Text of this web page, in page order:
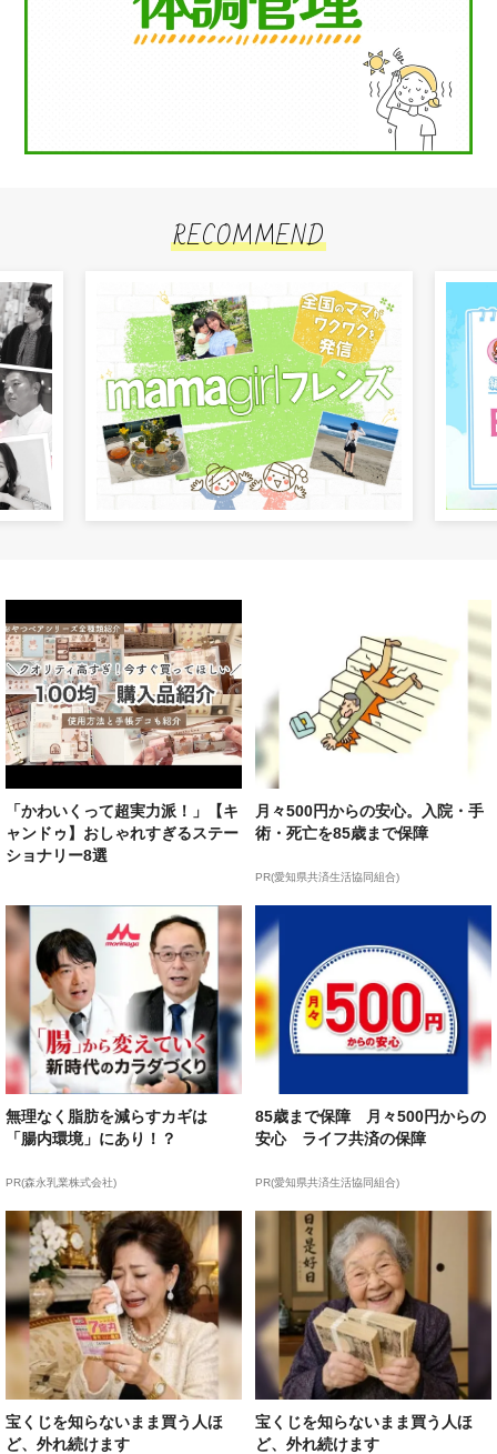
RECOMMEND
「かわいくって超実力派！」【キ
ャンドゥ】おしゃれすぎるステー
ショナリー8選
月々500円からの安心。入院・手
術・死亡を85歳まで保障
PR(愛知県共済生活協同組合)
無理なく脂肪を減らすカギは
「腸内環境」にあり！？
PR(森永乳業株式会社)
85歳まで保障 月々500円からの
安心 ライフ共済の保障
PR(愛知県共済生活協同組合)
宝くじを知らないまま買う人ほ
ど、外れ続けます
宝くじを知らないまま買う人ほ
ど、外れ続けます